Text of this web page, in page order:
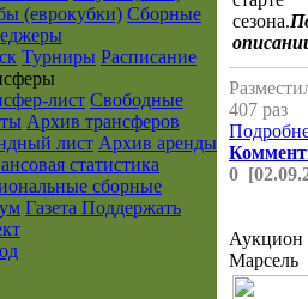
(еврокубки) Сборные
Турниры Расписание
лист Свободные
Архив трансферов
лист Архив аренды
статистика
сборные
Газета Поддержать
сезона.
407 раз
0
Аукцион
Марсель